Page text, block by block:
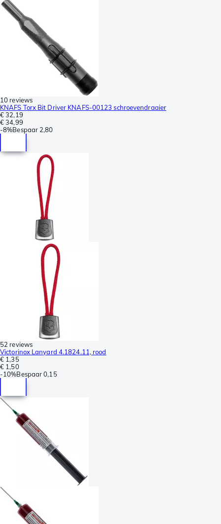
10 reviews
KNAFS Torx Bit Driver KNAFS-00123 schroevendraaier
€ 32,19
€ 34,99
-8%Bespaar 2,80
52 reviews
Victorinox Lanyard 4.1824.11, rood
€ 1,35
€ 1,50
-10%Bespaar 0,15